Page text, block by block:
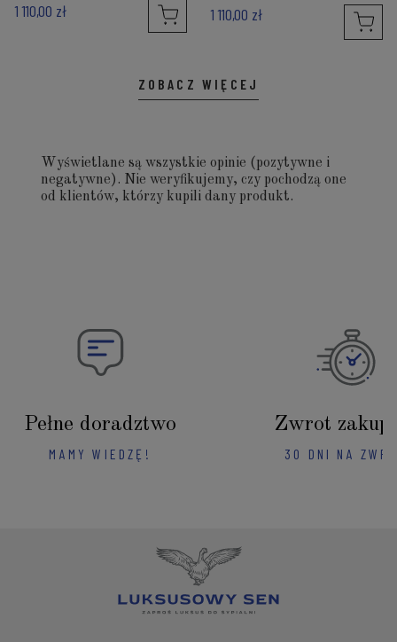
1 110,00 zł 1 110,00 zł
ZOBACZ WIĘCEJ
Wyświetlane są wszystkie opinie (pozytywne i
negatywne). Nie weryfikujemy, czy pochodzą one
od klientów, którzy kupili dany produkt.
Pełne doradztwo
MAMY WIEDZĘ!
Zwrot
30 DNI NA